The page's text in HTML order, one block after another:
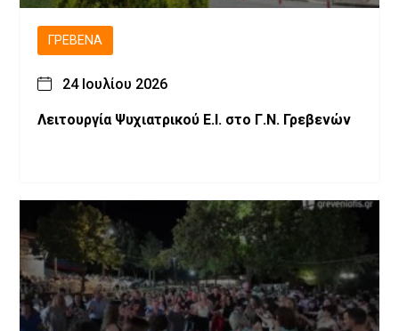
ΓΡΕΒΕΝΆ
24 Ιουλίου 2026
Λειτουργία Ψυχιατρικού Ε.Ι. στο Γ.Ν. Γρεβενών